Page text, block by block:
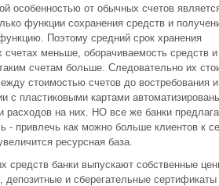
особенностью от обычных счетов
функции сохранения средств и
Поэтому средний срок хранения
счетах меньше, оборачиваемость средств и
счетам больше. Следовательно их
стоимостью счетов до востребования и
с пластиковыми картами
расходов на них. НО все же банки
- привлечь как можно больше клиентов к
ресурсная база.
средств банки выпускают собственные
депозитные и сберегательные сертификаты